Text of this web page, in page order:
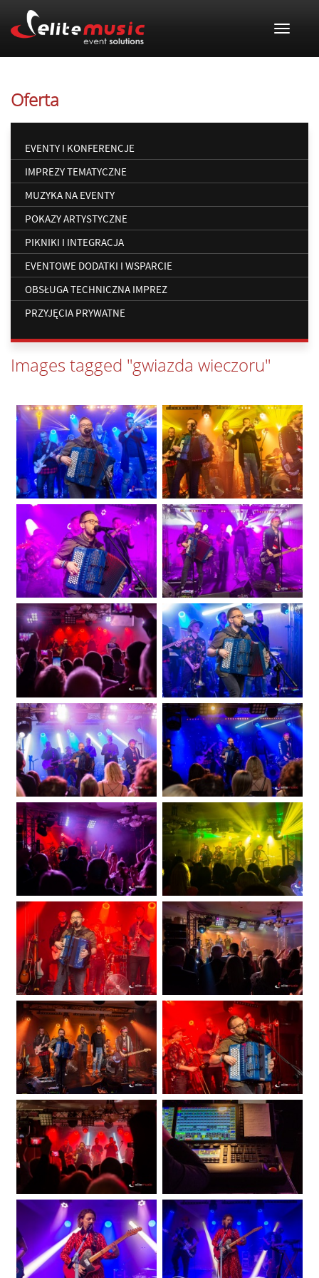
Toggle
Oferta
EVENTY I KONFERENCJE
IMPREZY TEMATYCZNE
MUZYKA NA EVENTY
POKAZY ARTYSTYCZNE
PIKNIKI I INTEGRACJA
EVENTOWE DODATKI I WSPARCIE
OBSŁUGA TECHNICZNA IMPREZ
PRZYJĘCIA PRYWATNE
Images tagged "gwiazda wieczoru"